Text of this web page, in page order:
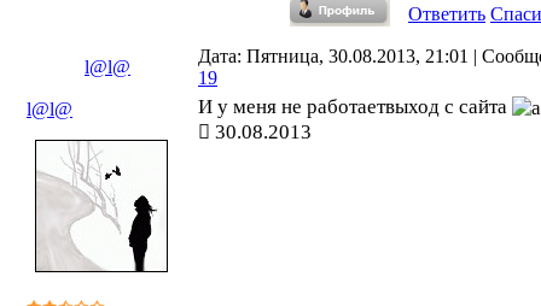
Ответить
l@l@
Дата: Пятница, 30.08.2013, 21:01 |
19
l@l@
И у меня не работаетвыход с сайта
30.08.2013